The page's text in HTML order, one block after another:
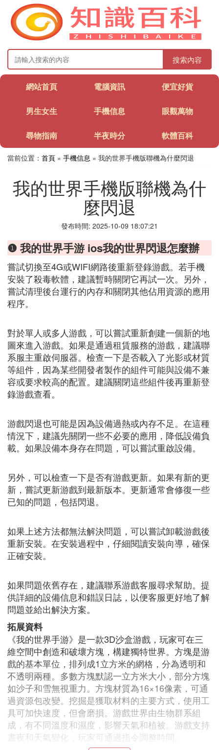
搜索內容
網站首頁 電腦資訊 便宜好貨
男生女生 手機信息 眼觀萬物
尋物指南 半夜時分 軟體百科
當前位置： 首頁 » 手機信息 » 我的世界手機版聯機為什麼閃退
我的世界手機版聯機為什
麼閃退
發布時間: 2025-10-09 18:07:21
❶ 我的世界手游 ios我的世界閃退怎麼辦
嘗試切換至4G或WIFI網路後重新登錄游戲。若手機
安裝了殺毒軟體，建議暫時關閉它再試一次。另外，
嘗試清理後台運行的內存和關閉其他佔用資源的應用
程序。
對於單人或多人游戲，可以嘗試重新創建一個新的地
圖來進入游戲。如果是通過租賃服務的游戲，建議聯
系服主重啟伺服器。檢查一下是否載入了光影或材質
等組件，因為某些開發者製作的組件可能與設備不兼
容或要求較高的配置。建議關閉這些組件後再重新登
錄游戲查看。
游戲閃退也可能是因為設備過熱或內存不足。在這種
情況下，建議先關閉一些不必要的應用，降低設備負
載。如果設備本身存在問題，可以嘗試重啟設備。
另外，可以檢查一下是否有游戲更新。如果有新的更
新，嘗試更新游戲到最新版本。更新通常會修復一些
已知的問題，包括閃退。
如果上述方法都無法解決問題，可以嘗試卸載游戲後
重新安裝。在安裝過程中，仔細閱讀安裝向導，確保
正確安裝。
如果問題依舊存在，建議聯系游戲客服尋求幫助。提
供詳細的設備信息和錯誤日誌，以便客服更好地了解
問題並給出解決方案。
拓展資料
《我的世界手游》是一款3D沙盒游戲，玩家可在三
維空間中創造和破壞方塊，構建獨特世界。方塊是游
戲的基本單位，排列成1立方米的網格，分為透明和
不透明兩種。多數方塊默認一立方米大小，部分方塊
如沙子和雪無視重力。方塊材質為16×16像素，可通
過資源包改變。挖掘是獲取材料的主要方式，使用工
具可加快速度，但會磨損。游戲世界由生物群系組
成，有不同溫度和濕度，影響天氣和植被。游戲支持
晝夜和天氣變化，玩家可通過指令調整時間。